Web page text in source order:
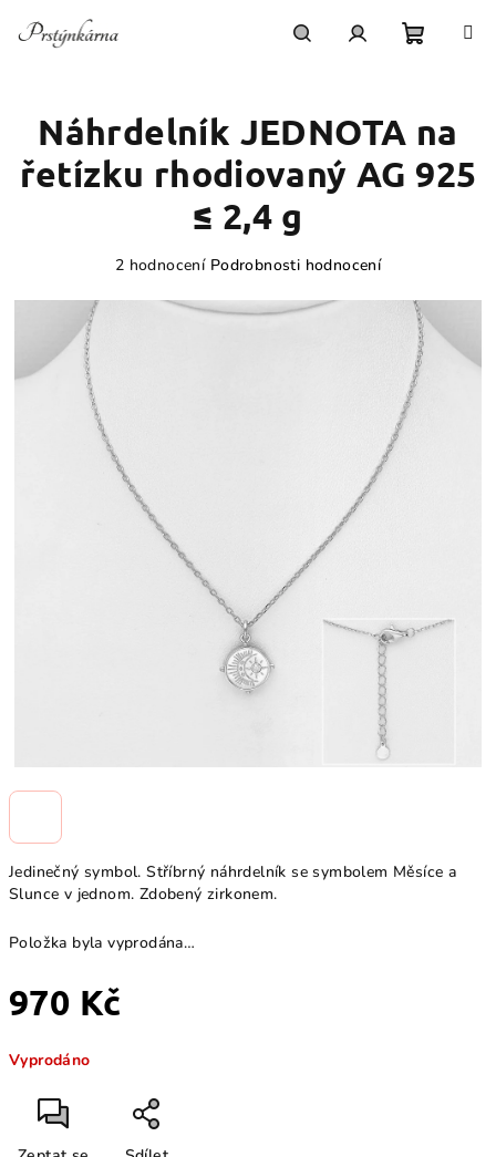
košík
Jedinečný symbol. Stříbrný náhrdelník se symbolem Měsíce a
Slunce v jednom. Zdobený zirkonem.
Položka byla vyprodána…
970 Kč
cena:
Vyprodáno
Náhrdelník JEDNOTA na
řetízku rhodiovaný AG 925
≤ 2,4 g
z
2 hodnocení Podrobnosti hodnocení